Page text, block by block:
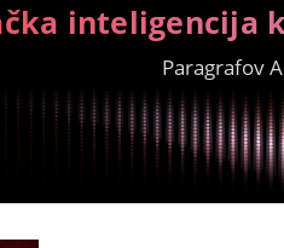
inteligencija
Paragrafov